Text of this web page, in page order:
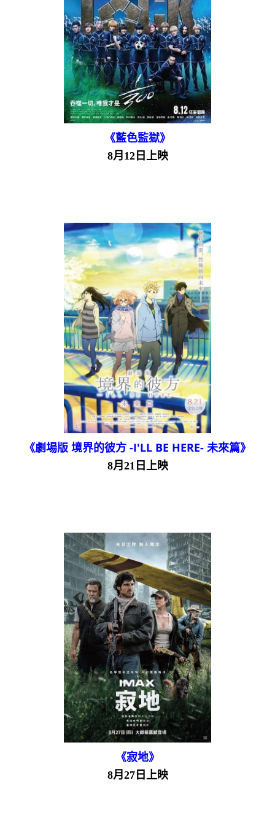
《藍色監獄》
8月12日上映
《劇場版 境界的彼方 -I'LL BE HERE- 未來篇》
8月21日上映
《寂地》
8月27日上映